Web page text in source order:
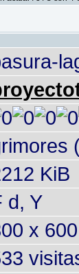
KiB
d, Y
x